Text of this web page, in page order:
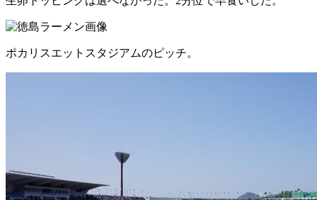
ポカリスエットスタジアムのピッチ。